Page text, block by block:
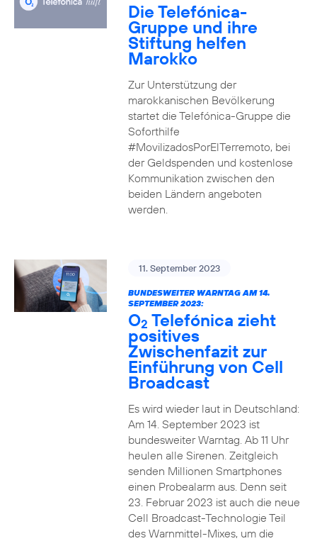
Die Telefónica-
Gruppe und ihre
Stiftung helfen
Marokko
Zur Unterstützung der
marokkanischen Bevölkerung
startet die Telefónica-Gruppe die
Soforthilfe
#MovilizadosPorElTerremoto, bei
der Geldspenden und kostenlose
Kommunikation zwischen den
beiden Ländern angeboten
werden.
11. September 2023
BUNDESWEITER WARNTAG AM 14.
SEPTEMBER 2023:
O2 Telefónica zieht
positives
Zwischenfazit zur
Einführung von Cell
Broadcast
Es wird wieder laut in Deutschland:
Am 14. September 2023 ist
bundesweiter Warntag. Ab 11 Uhr
heulen alle Sirenen. Zeitgleich
senden Millionen Smartphones
einen Probealarm aus. Denn seit
23. Februar 2023 ist auch die neue
Cell Broadcast-Technologie Teil
des Warnmittel-Mixes, um die